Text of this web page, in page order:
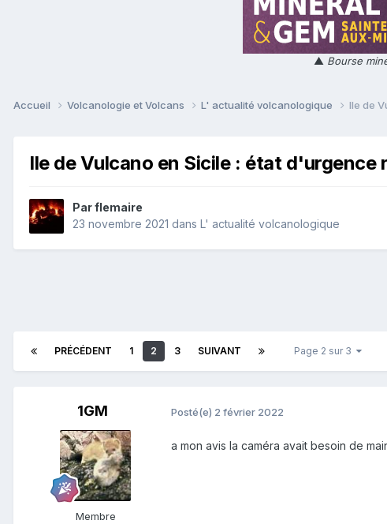
▲ Bourse
Accueil Volcanologie et Volcans L' actualité volcanologique Ile de
Ile de Vulcano en Sicile : état
Parflemaire
23 novembre 2021 dans L' actualité volcanologique
PRÉCÉDENT 1 2 3 SUIVANT Page 2 sur 3
1GM
Membre
Posté(e) 2 février 2022
a mon avis la caméra avait besoin de